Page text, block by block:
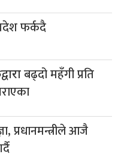
फर्कदै
बढ्दो महँगी प्रति
प्रधानमन्त्रीले आजै